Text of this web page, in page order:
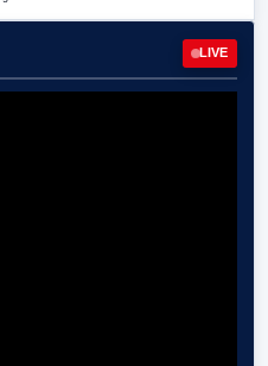
LIVE